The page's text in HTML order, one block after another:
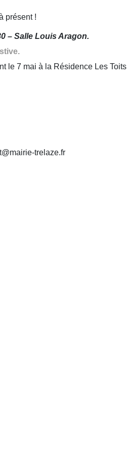
– Salle Louis Aragon.
le 7 mai à la Résidence Les Toits
trelaze.fr